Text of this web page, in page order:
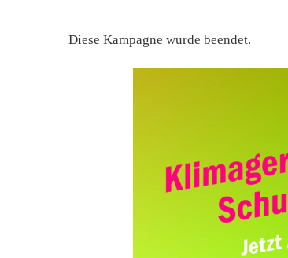
Diese Kampagne wurde beendet.